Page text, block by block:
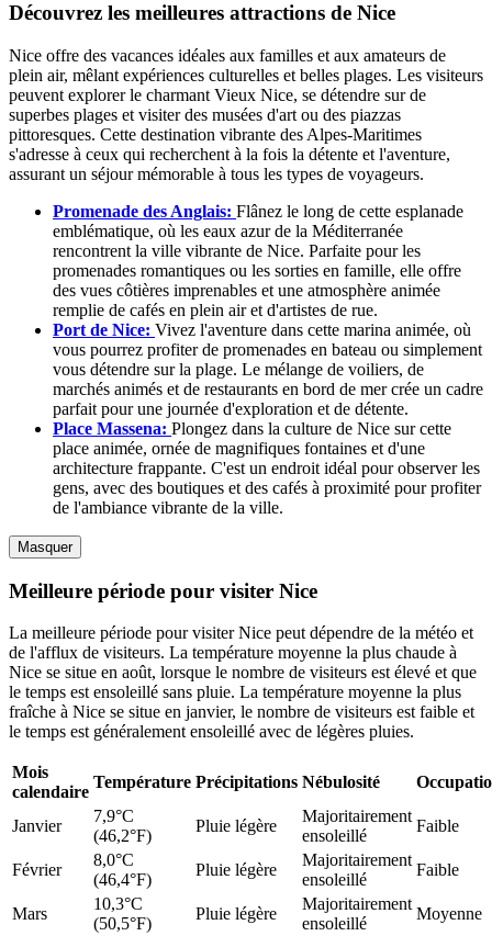
Découvrez les meilleures attractions de Nice
Nice offre des vacances idéales aux familles et aux amateurs de
plein air, mêlant expériences culturelles et belles plages. Les visiteurs
peuvent explorer le charmant Vieux Nice, se détendre sur de
superbes plages et visiter des musées d'art ou des piazzas
pittoresques. Cette destination vibrante des Alpes-Maritimes
s'adresse à ceux qui recherchent à la fois la détente et l'aventure,
assurant un séjour mémorable à tous les types de voyageurs.
Promenade des Anglais: Flânez le long de cette esplanade
emblématique, où les eaux azur de la Méditerranée
rencontrent la ville vibrante de Nice. Parfaite pour les
promenades romantiques ou les sorties en famille, elle offre
des vues côtières imprenables et une atmosphère animée
remplie de cafés en plein air et d'artistes de rue.
Port de Nice: Vivez l'aventure dans cette marina animée, où
vous pourrez profiter de promenades en bateau ou simplement
vous détendre sur la plage. Le mélange de voiliers, de
marchés animés et de restaurants en bord de mer crée un cadre
parfait pour une journée d'exploration et de détente.
Place Massena: Plongez dans la culture de Nice sur cette
place animée, ornée de magnifiques fontaines et d'une
architecture frappante. C'est un endroit idéal pour observer les
gens, avec des boutiques et des cafés à proximité pour profiter
de l'ambiance vibrante de la ville.
Masquer
Meilleure période pour visiter Nice
La meilleure période pour visiter Nice peut dépendre de la météo et
de l'afflux de visiteurs. La température moyenne la plus chaude à
Nice se situe en août, lorsque le nombre de visiteurs est élevé et que
le temps est ensoleillé sans pluie. La température moyenne la plus
fraîche à Nice se situe en janvier, le nombre de visiteurs est faible et
le temps est généralement ensoleillé avec de légères pluies.
Mois
calendaire
Température Précipitations Nébulosité
Janvier
7,9°C
(46,2°F)
Pluie légère
Majoritairement
ensoleillé
Faible
Février
8,0°C
(46,4°F)
Pluie légère
Majoritairement
ensoleillé
Faible
Mars
10,3°C
(50,5°F)
Pluie légère
Majoritairement
ensoleillé
Moyenne